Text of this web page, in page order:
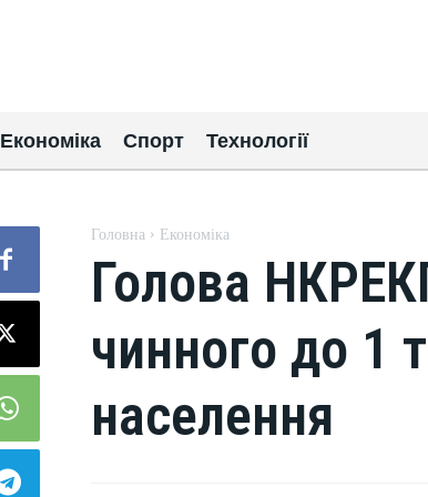
Економіка Спорт Технології
Головна Економіка
Голова
чинного до 1
населення